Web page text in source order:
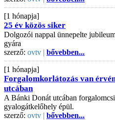
[1 hónapja]
25 év közös siker
Dolgozói nappal ünnepelte
gyára
szerző: ovtv | bővebben...
[1 hónapja]
Forgalomkorlátozás van
utcában
A Bánki Donát utcában
gyalogátkelőhely épül.
szerző: ovtv | bővebben...